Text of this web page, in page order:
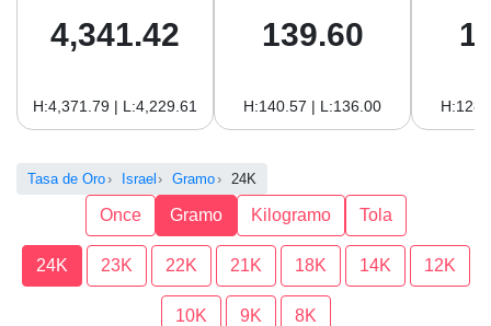
4,341.42
H:4,371.79 | L:4,229.61
139.60
H:140.57 | L:136.00
Tasa de Oro Israel Gramo 24K
Once Gramo Kilogramo Tola
24K 23K 22K 21K 18K 14K 12K
10K 9K 8K